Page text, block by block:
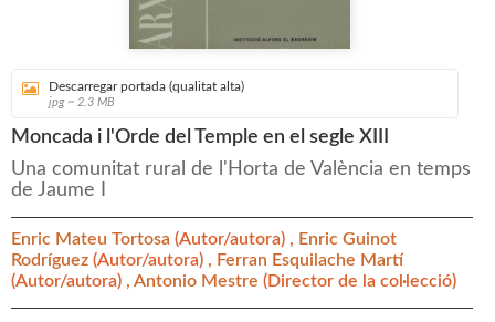
Descarregar portada (qualitat alta)
jpg ~ 2.3 MB
Moncada i l'Orde del Temple en el segle XIII
Una comunitat rural de l'Horta de València en temps
de Jaume I
Enric Mateu Tortosa (Autor/autora) , Enric Guinot
Rodríguez (Autor/autora) , Ferran Esquilache Martí
(Autor/autora) , Antonio Mestre (Director de la col·lecció)